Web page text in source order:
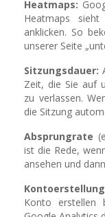
Heatmaps:
Heatmaps
anklicken. So
unserer Seite
Sitzungsdauer:
Zeit, die Sie auf
zu verlassen.
die Sitzung
Absprungrate
ist die Rede,
ansehen und
Konto erstellen